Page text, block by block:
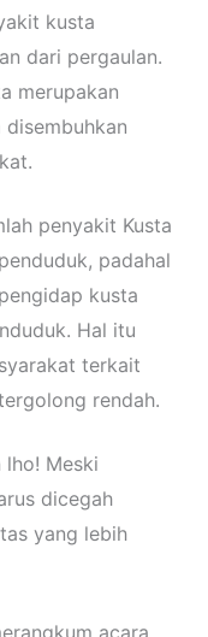
kusta
dari pergaulan.
merupakan
penyakit Kusta
padahal
kusta
Hal itu
terkait
rendah.
lho! Meski
dicegah
yang lebih